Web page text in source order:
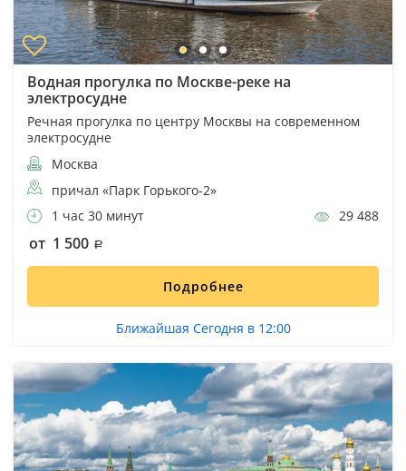
Водная прогулка по Москве-реке на
электросудне
Речная прогулка по центру Москвы на современном
электросудне
Москва
причал «Парк Горького-2»
1 час 30 минут
29 488
от 1 500
Подробнее
Ближайшая Сегодня в 12:00